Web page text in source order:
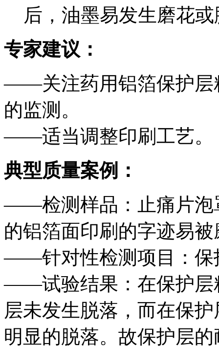
后，油墨易发生磨花
专家建议：
——关注药用铝箔保护层
的监测。
——适当调整印刷工艺。
典型质量案例：
——检测样品：止痛片泡
的铝箔面印刷的字迹易
——针对性检测项目：保
——试验结果：在保护层
层未发生脱落，而在保
明显的脱落。故保护层